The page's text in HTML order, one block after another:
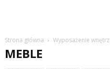
Strona główna Wyposażenie wnętrz
MEBLE